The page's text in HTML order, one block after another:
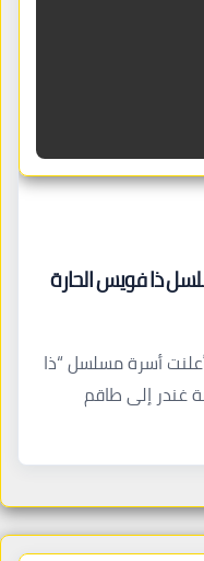
ذا فويس الحارة
أسرة مسلسل “ذا
غندر إلى طاقم